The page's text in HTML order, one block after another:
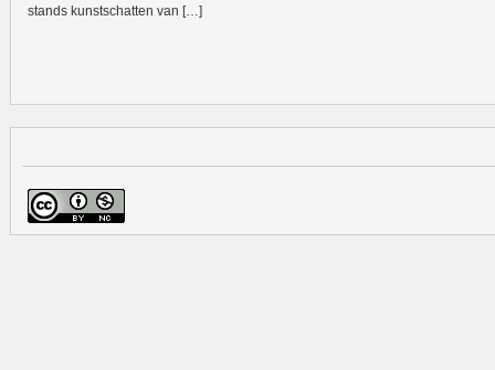
stands kunstschatten van […]